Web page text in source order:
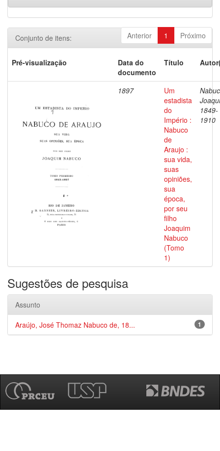
Anterior 1 Próximo
Conjunto de itens:
Pré-visualização
Data do
documento
Título
1897
Um
estadista
do
Império :
Nabuco
de
Araujo :
sua vida,
suas
opiniões,
sua
época,
por seu
filho
Joaquim
Nabuco
(Tomo
1)
1849-
1910
Sugestões de pesquisa
Assunto
1
Araújo, José Thomaz Nabuco de, 18...